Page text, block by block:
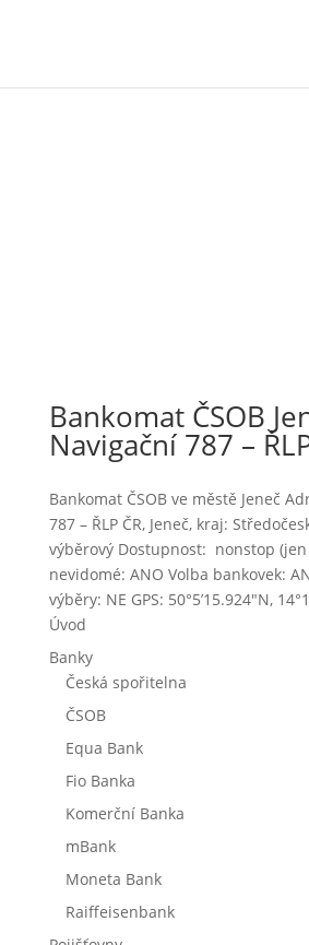
Bankomat ČSOB
Navigační 787 –
Bankomat ČSOB ve městě Jeneč
787 – ŘLP ČR, Jeneč, kraj:
výběrový Dostupnost: nonstop
nevidomé: ANO Volba bankovek:
výběry: NE GPS: 50°5’15.924″N,
Úvod
Banky
Česká spořitelna
ČSOB
Equa Bank
Fio Banka
Komerční Banka
mBank
Moneta Bank
Raiffeisenbank